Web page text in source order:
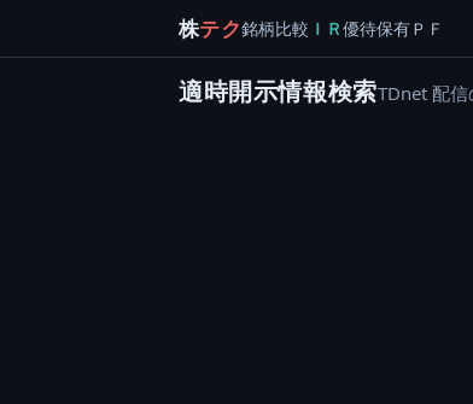
株テク銘柄比較 ＩＲ優待保有ＰＦ
適時開示情報検索TDnet 配